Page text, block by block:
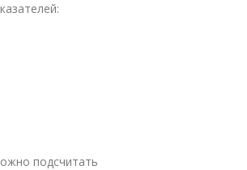
подсчитать